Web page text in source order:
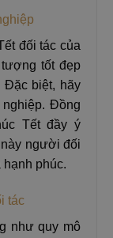
đối tác của
tốt đẹp
Đặc biệt, hãy
Đồng
Tết đầy ý
người đối
phúc.
tác
như quy mô